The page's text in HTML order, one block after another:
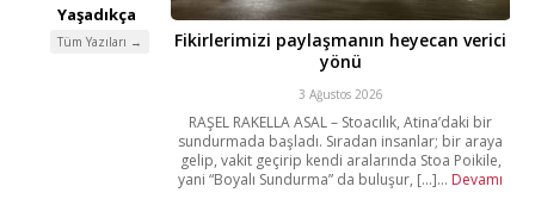
Yaşadıkça
Tüm Yazıları →
Fikirlerimizi paylaşmanın heyecan verici
yönü
3 Ağustos 2026
RAŞEL RAKELLA ASAL – Stoacılık, Atina’daki bir
sundurmada başladı. Sıradan insanlar; bir araya
gelip, vakit geçirip kendi aralarında Stoa Poikile,
yani “Boyalı Sundurma” da buluşur, [...]... Devamı